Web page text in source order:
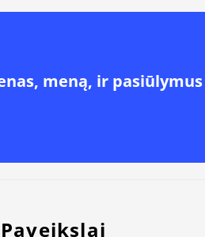
meną, ir pasiūlymus
Paveikslai